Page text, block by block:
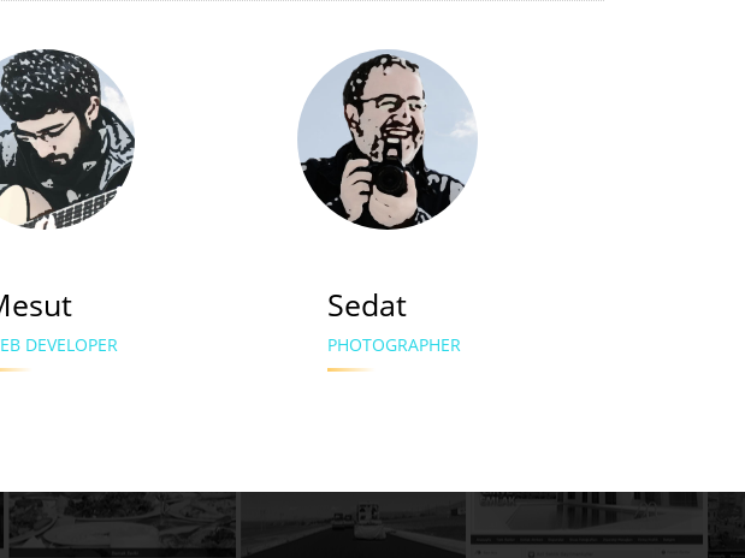
DEVELOPER
Sedat
PHOTOGRAPHER